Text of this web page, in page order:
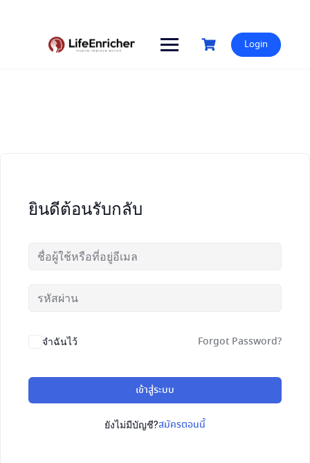
Login
ยินดีต้อนรับกลับ
จำฉันไว้ Forgot Password?
เข้าสู่ระบบ
ยังไม่มีบัญชี?สมัครตอนนี้